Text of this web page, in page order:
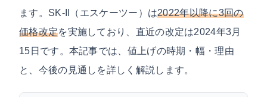
ます。SK-II（エスケーツー）は2022年以降に3回の
価格改定を実施しており、直近の改定は2024年3月
15日です。本記事では、値上げの時期・幅・理由
と、今後の見通しを詳しく解説します。